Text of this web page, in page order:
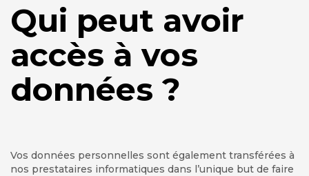
Qui peut avoir
accès à vos
données ?
Vos données personnelles sont également transférées à
nos prestataires informatiques dans l’unique but de faire